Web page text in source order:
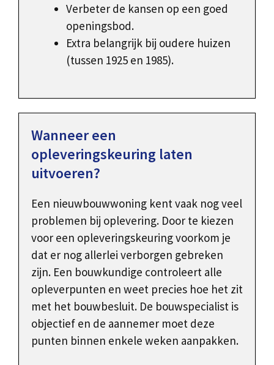
Verbeter de kansen op een goed
openingsbod.
Extra belangrijk bij oudere huizen
(tussen 1925 en 1985).
Wanneer een
opleveringskeuring laten
uitvoeren?
Een nieuwbouwwoning kent vaak nog veel
problemen bij oplevering. Door te kiezen
voor een opleveringskeuring voorkom je
dat er nog allerlei verborgen gebreken
zijn. Een bouwkundige controleert alle
opleverpunten en weet precies hoe het zit
met het bouwbesluit. De bouwspecialist is
objectief en de aannemer moet deze
punten binnen enkele weken aanpakken.